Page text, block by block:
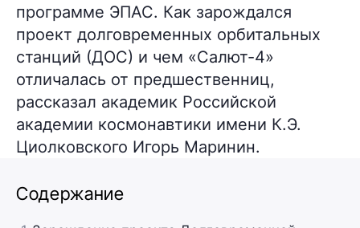
программе ЭПАС. Как зарождался
проект долговременных орбитальных
станций (ДОС) и чем «Салют-4»
отличалась от предшественниц,
рассказал академик Российской
академии космонавтики имени К.Э.
Циолковского Игорь Маринин.
Содержание